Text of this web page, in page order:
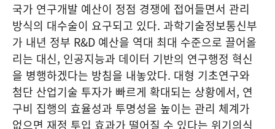
국가 연구개발 예산이 정점 경쟁에 접어들면서 관리
방식의 대수술이 요구되고 있다. 과학기술정보통신부
가 내년 정부 R&D 예산을 역대 최대 수준으로 끌어올
리는 대신, 인공지능과 데이터 기반의 연구행정 혁신
을 병행하겠다는 방침을 내놓았다. 대형 기초연구와
첨단 산업기술 투자가 빠르게 확대되는 상황에서, 연
구비 집행의 효율성과 투명성을 높이는 관리 체계가
없으면 재정 투입 효과가 떨어질 수 있다는 위기의식